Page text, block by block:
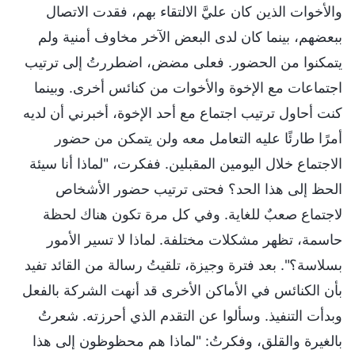
والأخوات الذين كان عليَّ الالتقاء بهم، فقدت الاتصال
ببعضهم، بينما كان لدى البعض الآخر مخاوف أمنية ولم
يتمكنوا من الحضور. فعلى مضض، اضطررتُ إلى ترتيب
اجتماعات مع الإخوة والأخوات من كنائس أخرى. وبينما
كنت أحاول ترتيب اجتماع مع أحد الإخوة، أخبرني أن لديه
أمرًا طارئًا عليه التعامل معه ولن يتمكن من حضور
الاجتماع خلال اليومين المقبلين. ففكرت، "لماذا أنا سيئة
الحظ إلى هذا الحد؟ فحتى ترتيب حضور الأشخاص
لاجتماع صعبٌ للغاية. وفي كل مرة تكون هناك لحظة
حاسمة، تظهر مشكلات مختلفة. لماذا لا تسير الأمور
بسلاسة؟". بعد فترة وجيزة، تلقيتُ رسالة من القائد تفيد
بأن الكنائس في الأماكن الأخرى قد أنهت الشركة بالفعل
وبدأت التنفيذ. وسألوا عن التقدم الذي أحرزته. شعرتُ
بالغيرة والقلق، وفكرتُ: "لماذا هم محظوظون إلى هذا